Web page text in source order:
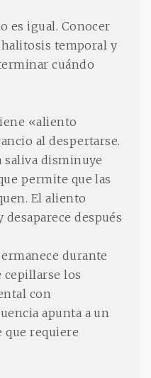
es igual. Conocer
temporal y
cuándo
«aliento
al despertarse.
saliva disminuye
permite que las
El aliento
después
durante
cepillarse los
con
apunta a un
que requiere